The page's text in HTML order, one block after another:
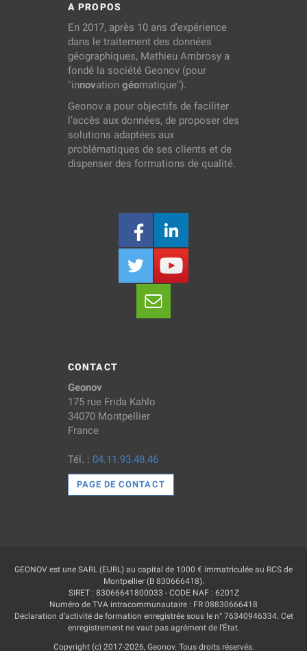
A PROPOS
En 2017, après 10 ans d’expérience
dans le traitement des données
géographiques, Mathieu Ambrosy a
fondé la société Geonov (pour
"innovation géomatique").
Geonov a pour objectifs de faciliter
l’accès aux données, de proposer des
solutions adaptées aux
problématiques de ses clients et de
dispenser des formations de qualité.
CONTACT
Geonov
175 rue Frida Kahlo
34070 Montpellier
France
Tél. : 04.11.93.48.46
PAGE DE CONTACT
GEONOV est une SARL (EURL) au capital de 1000 € immatriculée au RCS de
Montpellier (B 830666418).
SIRET : 83066641800033 - CODE NAF : 6201Z
Numéro de TVA intracommunautaire : FR 08830666418
Déclaration d’activité de formation enregistrée sous le n° 76340946334. Cet
enregistrement ne vaut pas agrément de l’État.
Copyright (c) 2017-2026, Geonov. Tous droits réservés.